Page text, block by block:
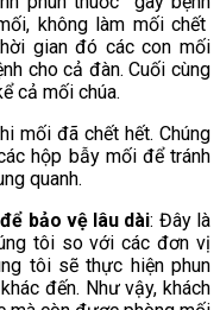
không làm mối chết
gian đó các con mối
cho cả đàn. Cuối cùng
cả mối chúa.
mối đã chết hết. Chúng
hộp bẫy mối để tránh
quanh.
bảo vệ lâu dài: Đây là
tôi so với các đơn vị
tôi sẽ thực hiện phun
đến. Như vậy, khách